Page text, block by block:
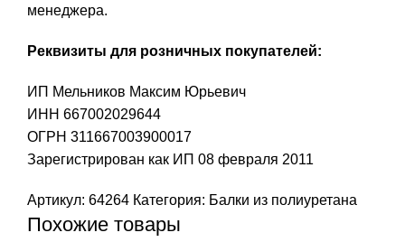
менеджера.
Реквизиты для розничных покупателей:
ИП Мельников Максим Юрьевич
ИНН 667002029644
ОГРН 311667003900017
Зарегистрирован как ИП 08 февраля 2011
Артикул: 64264 Категория: Балки из полиуретана
Похожие товары